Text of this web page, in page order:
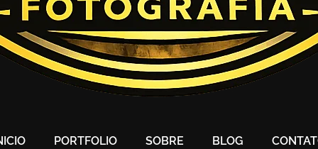
PORTFOLIO SOBRE BLOG